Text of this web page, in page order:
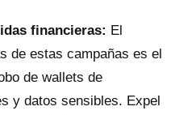
financieras: El
de estas campañas es el
de wallets de
y datos sensibles. Expel